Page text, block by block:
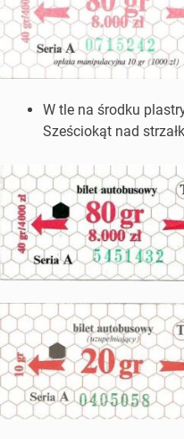
W tle na środku
Sześciokąt nad